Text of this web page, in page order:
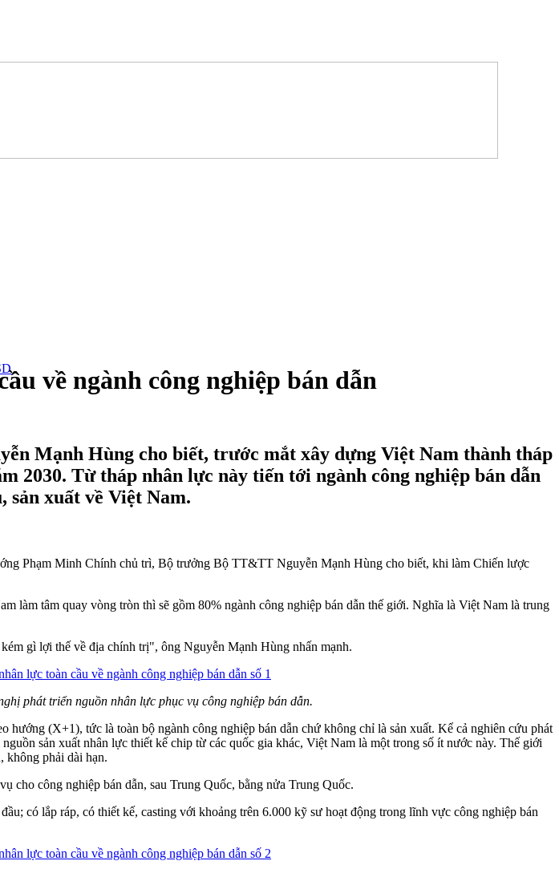
về ngành công nghiệp bán dẫn
Mạnh Hùng cho biết, trước mắt xây dựng Việt Nam thành tháp
2030. Từ tháp nhân lực này tiến tới ngành công nghiệp bán dẫn
sản xuất về Việt Nam.
Phạm Minh Chính chủ trì, Bộ trưởng Bộ TT&TT Nguyễn Mạnh Hùng cho biết, khi làm Chiến lược
làm tâm quay vòng tròn thì sẽ gồm 80% ngành công nghiệp bán dẫn thế giới. Nghĩa là Việt Nam là trung
gì lợi thế về địa chính trị", ông Nguyễn Mạnh Hùng nhấn mạnh.
phát triển nguồn nhân lực phục vụ công nghiệp bán dẫn.
(X+1), tức là toàn bộ ngành công nghiệp bán dẫn chứ không chỉ là sản xuất. Kể cả nghiên cứu phát
sản xuất nhân lực thiết kế chip từ các quốc gia khác, Việt Nam là một trong số ít nước này. Thế giới
không phải dài hạn.
công nghiệp bán dẫn, sau Trung Quốc, bằng nửa Trung Quốc.
có lắp ráp, có thiết kế, casting với khoảng trên 6.000 kỹ sư hoạt động trong lĩnh vực công nghiệp bán